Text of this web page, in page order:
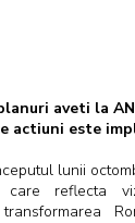
aveti la
actiuni este
lunii
care reflecta